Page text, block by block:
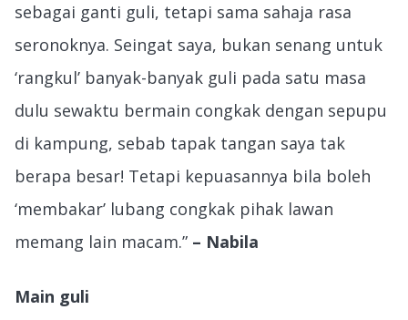
sebagai ganti guli, tetapi sama sahaja rasa
seronoknya. Seingat saya, bukan senang untuk
‘rangkul’ banyak-banyak guli pada satu masa
dulu sewaktu bermain congkak dengan sepupu
di kampung, sebab tapak tangan saya tak
berapa besar! Tetapi kepuasannya bila boleh
‘membakar’ lubang congkak pihak lawan
memang lain macam.” – Nabila
Main guli